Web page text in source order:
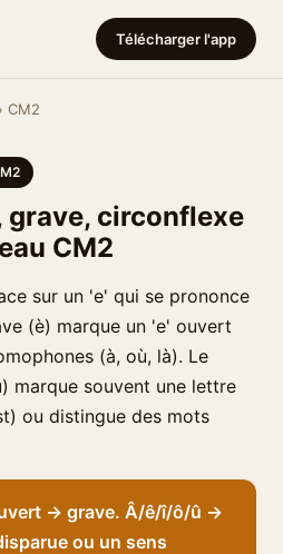
Télécharger l'app
› CM2
grave, circonflexe
CM2
sur un 'e' qui se prononce
(è) marque un 'e' ouvert
(à, où, là). Le
marque souvent une lettre
ou distingue des mots
→ grave. Â/ê/î/ô/û →
ou un sens